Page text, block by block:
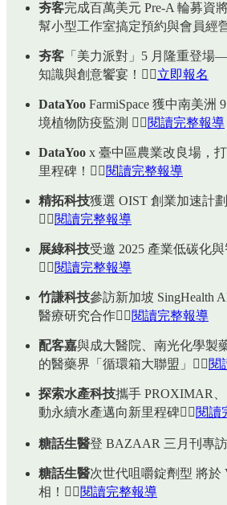
夯客完成百萬美元 Pre-A 輪募資
幫小型工作室搞定預約與會員經營
夯客 「美力派對」5 月隆重登
知識與創意饗宴！👉🏻立即報名
DataYoo FarmiSpace 獲中南美洲
境植物防疫監測 👉🏻閱讀完整報導
DataYoo x 臺中區農業改良場，
里程碑！👉🏻閱讀完整報導
精拓科技獲選 OIST 創業加速計
👉🏻閱讀完整報導
展綠科技受邀 2025 產業低碳化
👉🏻閱讀完整報導
竹謙科技參訪新加坡 SingHealth
醫療研究合作👉🏻閱讀完整報導
配客嘉與成大醫院、南光化學製
的醫藥界「循環箱大聯盟」👉🏻閱
探索水產科技攜手 PROXIMAR
動永續水產邁向新里程碑👉🏻閱讀
糖話生醫登 BAZAAR 三月刊專訪
糖話生醫次世代咀嚼錠劑型 將於
相！👉🏻閱讀完整報導